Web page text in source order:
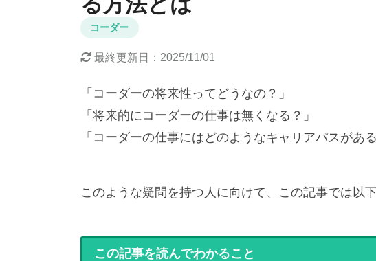
コーダー
最終更新日： 2025/11/01
「コーダーの将来性ってどうなの？」
「将来的にコーダーの仕事は無くなる？」
「コーダーの仕事にはどのようなキャリアパスがある
このような疑問を持つ人に向けて、この記事では以
この記事を読んでわかること